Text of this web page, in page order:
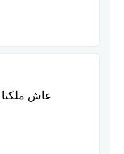
عاش ملكنا